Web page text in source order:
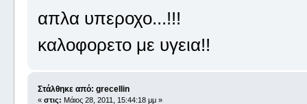
απλα υπεροχο...!!!
καλοφορετο με υγεια!!
Στάλθηκε από: grecellin
« στις: Μάιος 28, 2011, 15:44:18 μμ »